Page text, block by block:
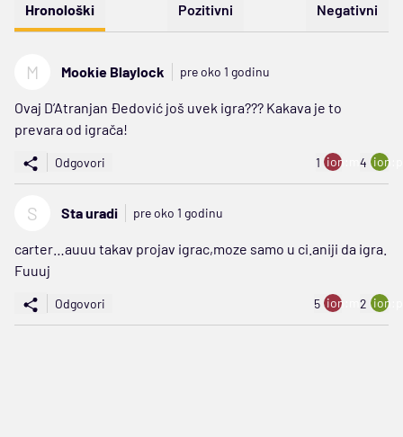
Hronološki Pozitivni Negativni
M Mookie Blaylock pre oko 1 godinu
Ovaj D’Atranjan Ðedović još uvek igra??? Kakava je to
prevara od igrača!
Odgovori 1 ion:minus
4
S Sta uradi pre oko 1 godinu
carter…auuu takav projav igrac,moze samo u ci.aniji da igra.
Fuuuj
Odgovori 5 ion:minus
2